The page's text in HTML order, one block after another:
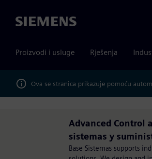
Siemens
Proizvodi i usluge Rješenja
Ova se stranica prikazuje pomoću
Advanced Control
sistemas y
Base Sistemas supports